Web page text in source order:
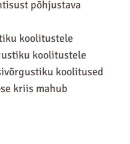
põhjustava
koolitustele
koolitustele
koolitused
kriis mahub